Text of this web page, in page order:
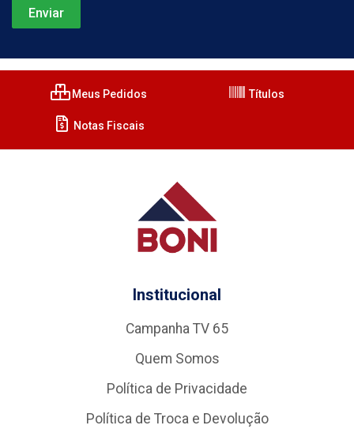
Meus Pedidos Títulos
Notas Fiscais
Institucional
Campanha TV 65
Quem Somos
Política de Privacidade
Política de Troca e Devolução